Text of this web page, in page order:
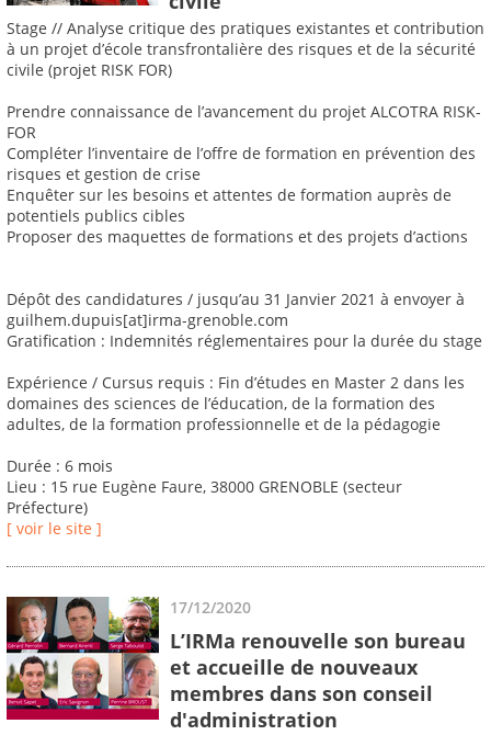
Stage // Analyse critique des pratiques existantes et contribution
à un projet d’école transfrontalière des risques et de la sécurité
civile (projet RISK FOR)
Prendre connaissance de l’avancement du projet ALCOTRA RISK-
FOR
Compléter l’inventaire de l’offre de formation en prévention des
risques et gestion de crise
Enquêter sur les besoins et attentes de formation auprès de
potentiels publics cibles
Proposer des maquettes de formations et des projets d’actions
Dépôt des candidatures / jusqu’au 31 Janvier 2021 à envoyer à
guilhem.dupuis[at]irma-grenoble.com
Gratification : Indemnités réglementaires pour la durée du stage
Expérience / Cursus requis : Fin d’études en Master 2 dans les
domaines des sciences de l’éducation, de la formation des
adultes, de la formation professionnelle et de la pédagogie
Durée : 6 mois
Lieu : 15 rue Eugène Faure, 38000 GRENOBLE (secteur
Préfecture)
[ voir le site ]
17/12/2020
L’IRMa renouvelle son bureau
et accueille de nouveaux
membres dans son conseil
d'administration